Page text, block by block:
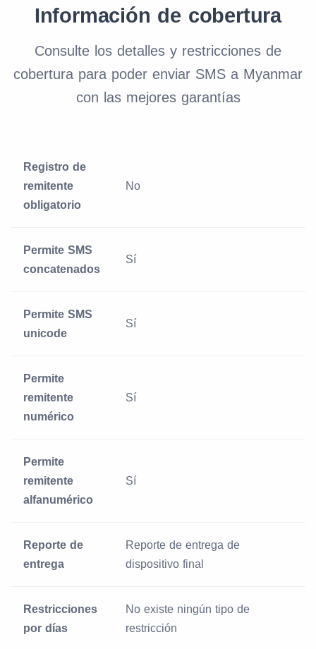
Información de cobertura
Consulte los detalles y restricciones de
cobertura para poder enviar SMS a Myanmar
con las mejores garantías
Registro de
remitente
obligatorio
No
Permite SMS
concatenados
Sí
Permite SMS
unicode
Sí
Permite
remitente
numérico
Sí
Permite
remitente
alfanumérico
Sí
Reporte de
entrega
Reporte de entrega de
dispositivo final
Restricciones
por días
No existe ningún tipo de
restricción